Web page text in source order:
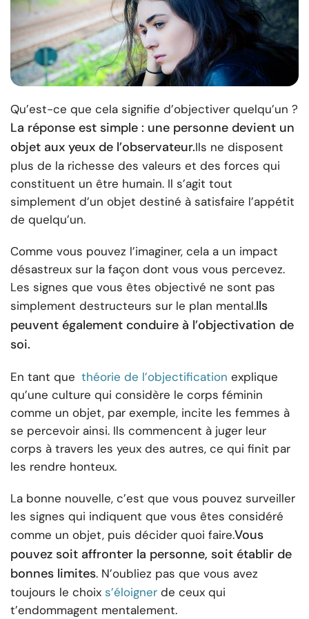
Qu’est-ce que cela signifie d’objectiver quelqu’un ?
La réponse est simple : une personne devient un
objet aux yeux de l’observateur.Ils ne disposent
plus de la richesse des valeurs et des forces qui
constituent un être humain. Il s’agit tout
simplement d’un objet destiné à satisfaire l’appétit
de quelqu’un.
Comme vous pouvez l’imaginer, cela a un impact
désastreux sur la façon dont vous vous percevez.
Les signes que vous êtes objectivé ne sont pas
simplement destructeurs sur le plan mental.Ils
peuvent également conduire à l’objectivation de
soi.
En tant que théorie de l’objectification explique
qu’une culture qui considère le corps féminin
comme un objet, par exemple, incite les femmes à
se percevoir ainsi. Ils commencent à juger leur
corps à travers les yeux des autres, ce qui finit par
les rendre honteux.
La bonne nouvelle, c’est que vous pouvez surveiller
les signes qui indiquent que vous êtes considéré
comme un objet, puis décider quoi faire.Vous
pouvez soit affronter la personne, soit établir de
bonnes limites. N’oubliez pas que vous avez
toujours le choix s’éloigner de ceux qui
t’endommagent mentalement.